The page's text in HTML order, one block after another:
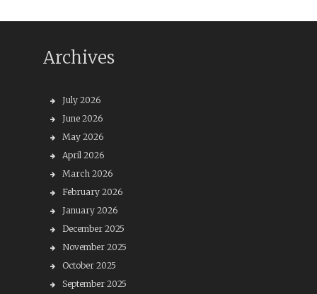
Archives
July 2026
June 2026
May 2026
April 2026
March 2026
February 2026
January 2026
December 2025
November 2025
October 2025
September 2025